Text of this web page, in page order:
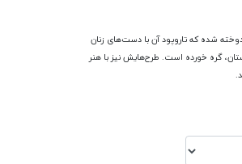
شده که تاروپود آن با دست‌های زنان
گره خورده است. طرح‌هایش نیز با هنر